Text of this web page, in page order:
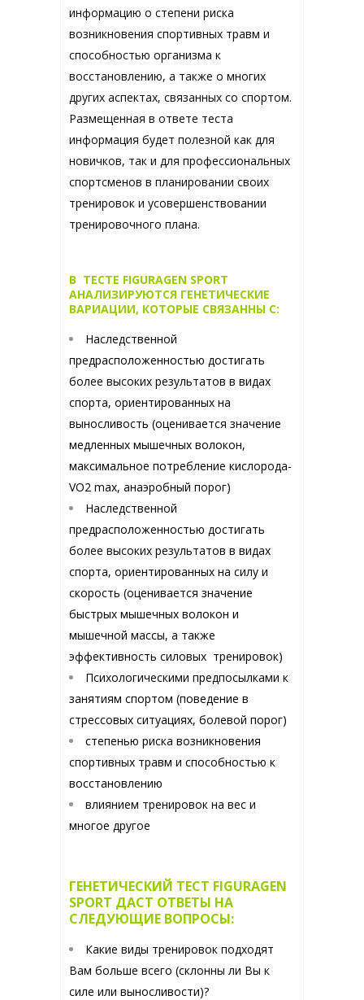
информацию о степени риска
возникновения спортивных травм и
способностью организма к
восстановлению, а также о многих
других аспектах, связанных со спортом.
Размещенная в ответе теста
информация будет полезной как для
новичков, так и для профессиональных
спортсменов в планировании своих
тренировок и усовершенствовании
тренировочного плана.
В ТЕСТЕ FIGURAGEN SPORT
АНАЛИЗИРУЮТСЯ ГЕНЕТИЧЕСКИЕ
ВАРИАЦИИ, КОТОРЫЕ СВЯЗАННЫ С:
Наследственной
предрасположенностью достигать
более высоких результатов в видах
спорта, ориентированных на
выносливость (оценивается значение
медленных мышечных волокон,
максимальное потребление кислорода-
VO2 max, анаэробный порог)
Наследственной
предрасположенностью достигать
более высоких результатов в видах
спорта, ориентированных на силу и
скорость (оценивается значение
быстрых мышечных волокон и
мышечной массы, а также
эффективность силовых тренировок)
Психологическими предпосылками к
занятиям спортом (поведение в
стрессовых ситуациях, болевой порог)
степенью риска возникновения
спортивных травм и способностью к
восстановлению
влиянием тренировок на вес и
многое другое
ГЕНЕТИЧЕСКИЙ ТЕСТ FIGURAGEN
SPORT ДАСТ ОТВЕТЫ НА
СЛЕДУЮЩИЕ ВОПРОСЫ:
Какие виды тренировок подходят
Вам больше всего (склонны ли Вы к
силе или выносливости)?